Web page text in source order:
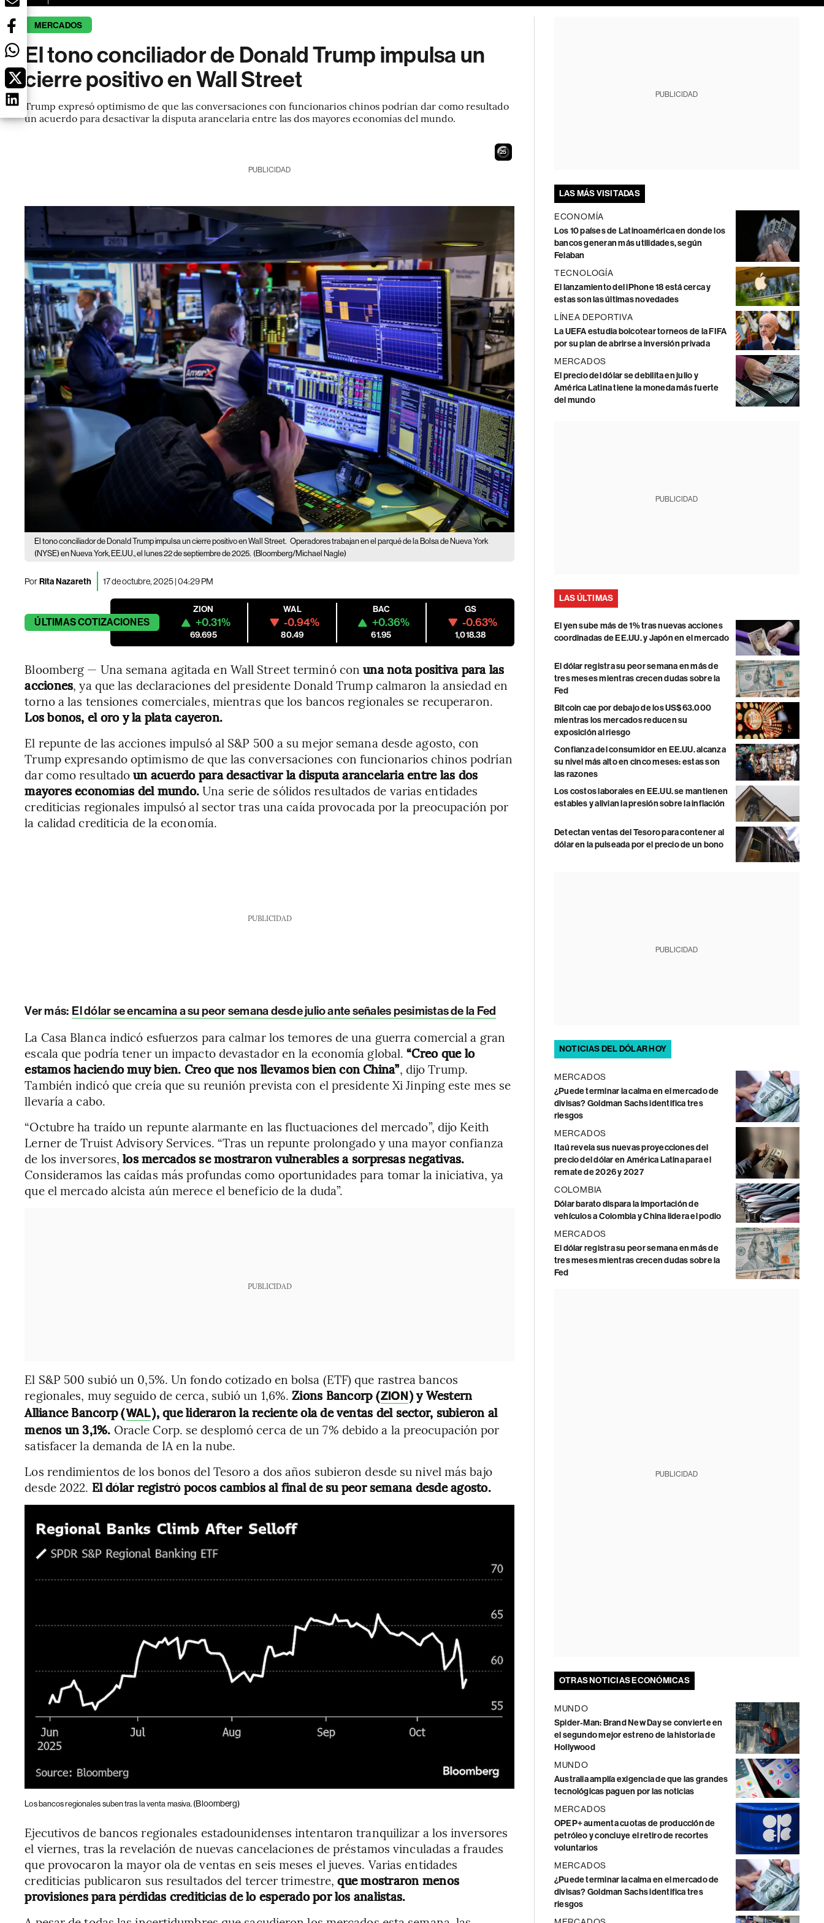
MERCADOS
El tono conciliador de Donald Trump impulsa un
cierre positivo en Wall Street
Trump expresó optimismo de que las conversaciones con funcionarios chinos podrían dar como resultado
un acuerdo para desactivar la disputa arancelaria entre las dos mayores economías del mundo.
24
PUBLICIDAD
El tono conciliador de Donald Trump impulsa un cierre positivo en Wall Street. Operadores trabajan en el parqué de la Bolsa de Nueva York
(NYSE) en Nueva York, EE.UU., el lunes 22 de septiembre de 2025. (Bloomberg/Michael Nagle)
PorRita Nazareth 17 de octubre, 2025 | 04:29 PM
ÚLTIMASCOTIZACIONES
ZION
+0.31%
69.695
WAL
-0.94%
80.49
BAC
+0.36%
61.95
GS
-0.63%
1,018.38
Bloomberg — Una semana agitada en Wall Street terminó con una nota positiva para las
acciones, ya que las declaraciones del presidente Donald Trump calmaron la ansiedad en
torno a las tensiones comerciales, mientras que los bancos regionales se recuperaron.
Los bonos, el oro y la plata cayeron.
El repunte de las acciones impulsó al S&P 500 a su mejor semana desde agosto, con
Trump expresando optimismo de que las conversaciones con funcionarios chinos podrían
dar como resultadoun acuerdo para desactivar la disputa arancelaria entre las dos
mayores economías del mundo.Una serie de sólidos resultados de varias entidades
crediticias regionales impulsó al sector tras una caída provocada por la preocupación por
la calidad crediticia de la economía.
PUBLICIDAD
Ver más: El dólar se encamina a su peor semana desde julio ante señales pesimistas de la Fed
La Casa Blanca indicó esfuerzos para calmar los temores de una guerra comercial a gran
escala que podría tener un impacto devastador en la economía global.“Creo que lo
estamos haciendo muy bien. Creo que nos llevamos bien con China”, dijo Trump.
También indicó que creía que su reunión prevista con el presidente Xi Jinping este mes se
llevaría a cabo.
“Octubre ha traído un repunte alarmante en las fluctuaciones del mercado”, dijo Keith
Lerner de Truist Advisory Services. “Tras un repunte prolongado y una mayor confianza
de los inversores,los mercados se mostraron vulnerables a sorpresas negativas.
Consideramos las caídas más profundas como oportunidades para tomar la iniciativa, ya
que el mercado alcista aún merece el beneficio de la duda”.
PUBLICIDAD
El S&P 500 subió un 0,5%. Un fondo cotizado en bolsa (ETF) que rastrea bancos
regionales, muy seguido de cerca, subió un 1,6%.Zions Bancorp (ZION) y Western
Alliance Bancorp (WAL), que lideraron la reciente ola de ventas del sector, subieron al
menos un 3,1%. Oracle Corp. se desplomó cerca de un 7% debido a la preocupación por
satisfacer la demanda de IA en la nube.
Los rendimientos de los bonos del Tesoro a dos años subieron desde su nivel más bajo
desde 2022. El dólar registró pocos cambios al final de su peor semana desde agosto.
Los bancos regionales suben tras la venta masiva. (Bloomberg)
Ejecutivos de bancos regionales estadounidenses intentaron tranquilizar a los inversores
el viernes, tras la revelación de nuevas cancelaciones de préstamos vinculadas a fraudes
que provocaron la mayor ola de ventas en seis meses el jueves. Varias entidades
crediticias publicaron sus resultados del tercer trimestre, que mostraron menos
provisiones para pérdidas crediticias de lo esperado por los analistas.
PUBLICIDAD
LAS MÁS VISITADAS
ECONOMÍA
Los 10 países de Latinoamérica en donde los
bancos generan más utilidades, según
Felaban
TECNOLOGÍA
El lanzamiento del iPhone 18 está cerca y
estas son las últimas novedades
LÍNEA DEPORTIVA
La UEFA estudia boicotear torneos de la FIFA
por su plan de abrirse a inversión privada
MERCADOS
El precio del dólar se debilita en julio y
América Latina tiene la moneda más fuerte
del mundo
PUBLICIDAD
LAS ÚLTIMAS
El yen sube más de 1% tras nuevas acciones
coordinadas de EE.UU. y Japón en el mercado
El dólar registra su peor semana en más de
tres meses mientras crecen dudas sobre la
Fed
Bitcoin cae por debajo de los US$63.000
mientras los mercados reducen su
exposición al riesgo
Confianza del consumidor en EE.UU. alcanza
su nivel más alto en cinco meses: estas son
las razones
Los costos laborales en EE.UU. se mantienen
estables y alivian la presión sobre la inflación
Detectan ventas del Tesoro para contener al
dólar en la pulseada por el precio de un bono
PUBLICIDAD
NOTICIAS DEL DÓLAR HOY
MERCADOS
¿Puede terminar la calma en el mercado de
divisas? Goldman Sachs identifica tres
riesgos
MERCADOS
Itaú revela sus nuevas proyecciones del
precio del dólar en América Latina para el
remate de 2026 y 2027
COLOMBIA
Dólar barato dispara la importación de
vehículos a Colombia y China lidera el podio
MERCADOS
El dólar registra su peor semana en más de
tres meses mientras crecen dudas sobre la
Fed
PUBLICIDAD
OTRAS NOTICIAS ECONÓMICAS
MUNDO
Spider-Man: Brand New Day se convierte en
el segundo mejor estreno de la historia de
Hollywood
MUNDO
Australia amplía exigencia de que las grandes
tecnológicas paguen por las noticias
MERCADOS
OPEP+ aumenta cuotas de producción de
petróleo y concluye el retiro de recortes
voluntarios
MERCADOS
¿Puede terminar la calma en el mercado de
divisas? Goldman Sachs identifica tres
riesgos